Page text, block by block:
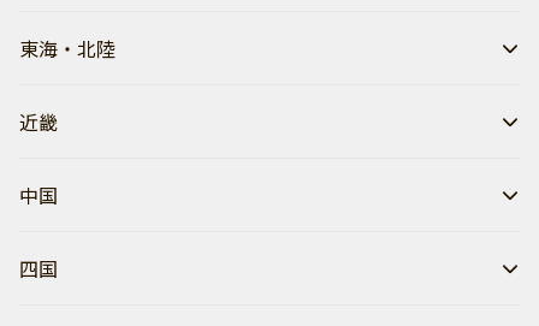
東海・北陸
近畿
中国
四国